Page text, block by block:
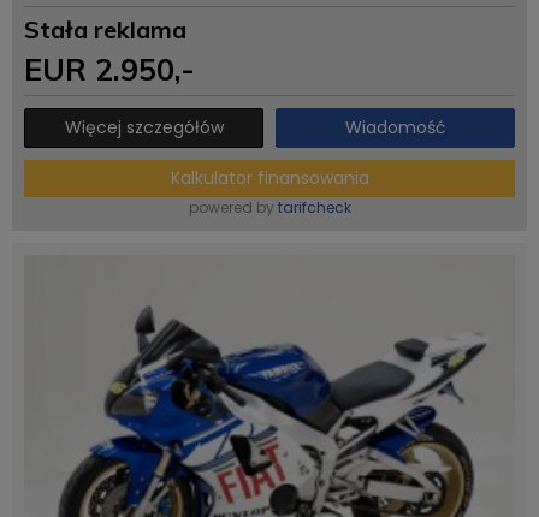
Stała reklama
EUR 2.950,-
Więcej szczegółów Wiadomość
Kalkulator finansowania
powered by tarifcheck